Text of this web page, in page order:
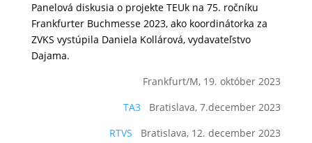
Panelová diskusia o projekte TEUk na 75. ročníku
Frankfurter Buchmesse 2023, ako koordinátorka za
ZVKS vystúpila Daniela Kollárová, vydavateľstvo
Dajama.
Frankfurt/M, 19. október 2023
TA3 Bratislava, 7.december 2023
RTVS Bratislava, 12. december 2023